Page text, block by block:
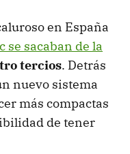
en España
se sacaban de la
tercios. Detrás
nuevo sistema
más compactas
de tener